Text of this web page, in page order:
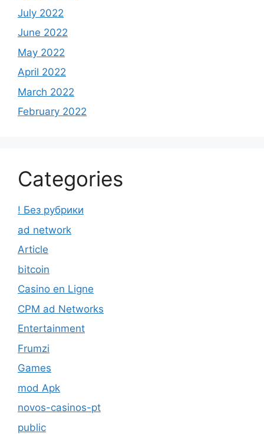
July 2022
June 2022
May 2022
April 2022
March 2022
February 2022
Categories
! Без рубрики
ad network
Article
bitcoin
Casino en Ligne
CPM ad Networks
Entertainment
Frumzi
Games
mod Apk
novos-casinos-pt
public